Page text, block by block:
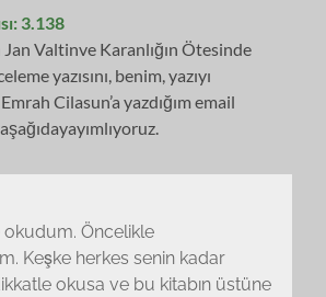
3.138
Jan Valtinve Karanlığın Ötesinde
yazısını, benim, yazıyı
Cilasun’a yazdığım email
okudum. Öncelikle
Keşke herkes senin kadar
okusa ve bu kitabın üstüne